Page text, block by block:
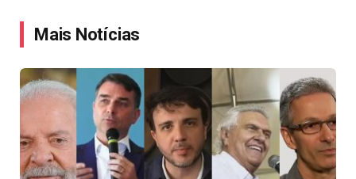
Mais Notícias